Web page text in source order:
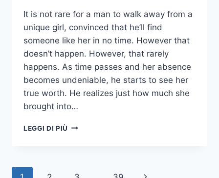
It is not rare for a man to walk away from a
unique girl, convinced that he’ll find
someone like her in no time. However that
doesn’t happen. However, that rarely
happens. As time passes and her absence
becomes undeniable, he starts to see her
true worth. He realizes just how much she
brought into…
LEGGI DI PIÙ 12